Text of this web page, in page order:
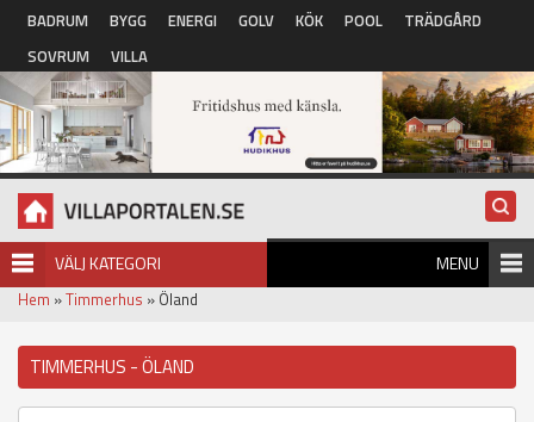
Hoppa till huvudinnehåll
BADRUM BYGG ENERGI GOLV KÖK POOL
TRÄDGÅRD
SOVRUM
VILLA
VÄLJ KATEGORI MENU
Hem »Timmerhus » Öland
TIMMERHUS - ÖLAND